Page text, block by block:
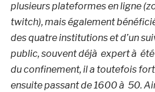
plusieurs plateformes en ligne
twitch), mais également
des quatre institutions et d’un
public, souvent déjà expert à
du confinement, il a toutefois
ensuite passant de 1600 à 50.